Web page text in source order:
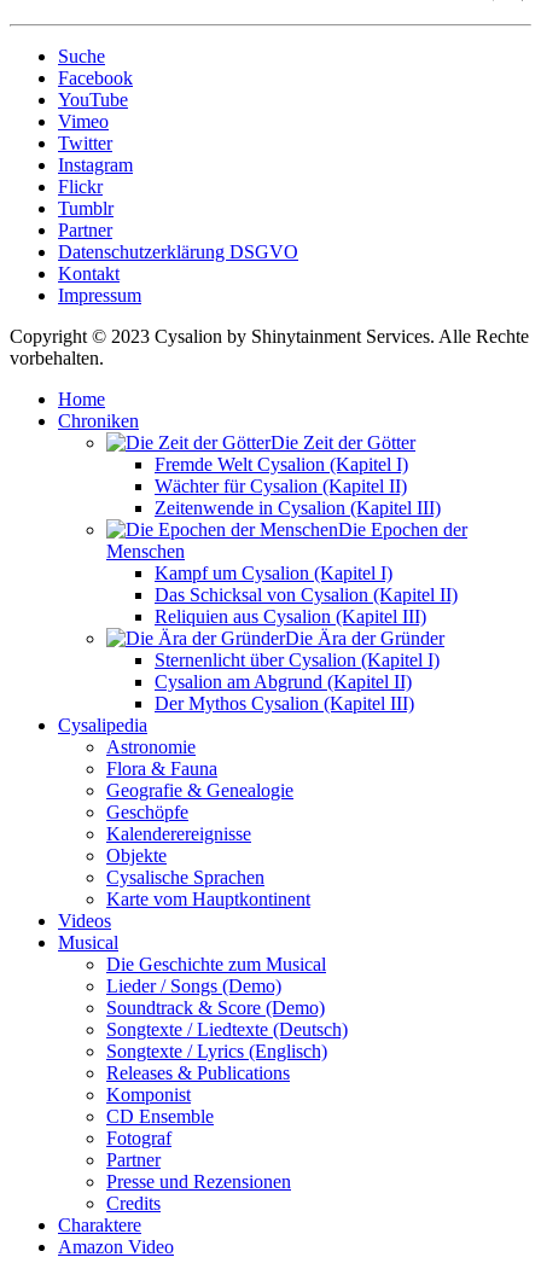
Suche
Facebook
YouTube
Vimeo
Twitter
Instagram
Flickr
Tumblr
Partner
Datenschutzerklärung DSGVO
Kontakt
Impressum
Copyright © 2023 Cysalion by Shinytainment Services. Alle Rechte
vorbehalten.
Home
Chroniken
Die Zeit der Götter
Fremde Welt Cysalion (Kapitel I)
Wächter für Cysalion (Kapitel II)
Zeitenwende in Cysalion (Kapitel III)
Die Epochen der
Menschen
Kampf um Cysalion (Kapitel I)
Das Schicksal von Cysalion (Kapitel II)
Reliquien aus Cysalion (Kapitel III)
Die Ära der Gründer
Sternenlicht über Cysalion (Kapitel I)
Cysalion am Abgrund (Kapitel II)
Der Mythos Cysalion (Kapitel III)
Cysalipedia
Astronomie
Flora & Fauna
Geografie & Genealogie
Geschöpfe
Kalenderereignisse
Objekte
Cysalische Sprachen
Karte vom Hauptkontinent
Videos
Musical
Die Geschichte zum Musical
Lieder / Songs (Demo)
Soundtrack & Score (Demo)
Songtexte / Liedtexte (Deutsch)
Songtexte / Lyrics (Englisch)
Releases & Publications
Komponist
CD Ensemble
Fotograf
Partner
Presse und Rezensionen
Credits
Charaktere
Amazon Video